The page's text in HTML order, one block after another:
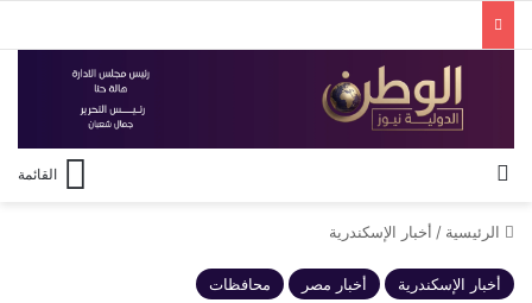
القائمة
الرئيسية / أخبار الإسكندرية
أخبار الإسكندرية أخبار مصر محافظات